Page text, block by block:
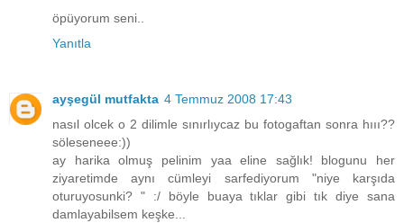
öpüyorum seni..
Yanıtla
ayşegül mutfakta 4 Temmuz 2008 17:43
nasıl olcek o 2 dilimle sınırlıycaz bu fotogaftan sonra hııı??
söleseneee:))
ay harika olmuş pelinim yaa eline sağlık! blogunu her
ziyaretimde aynı cümleyi sarfediyorum "niye karşıda
oturuyosunki? " :/ böyle buaya tıklar gibi tık diye sana
damlayabilsem keşke...